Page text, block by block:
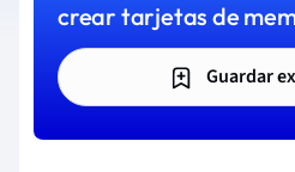
crear tarjetas de
Guardar